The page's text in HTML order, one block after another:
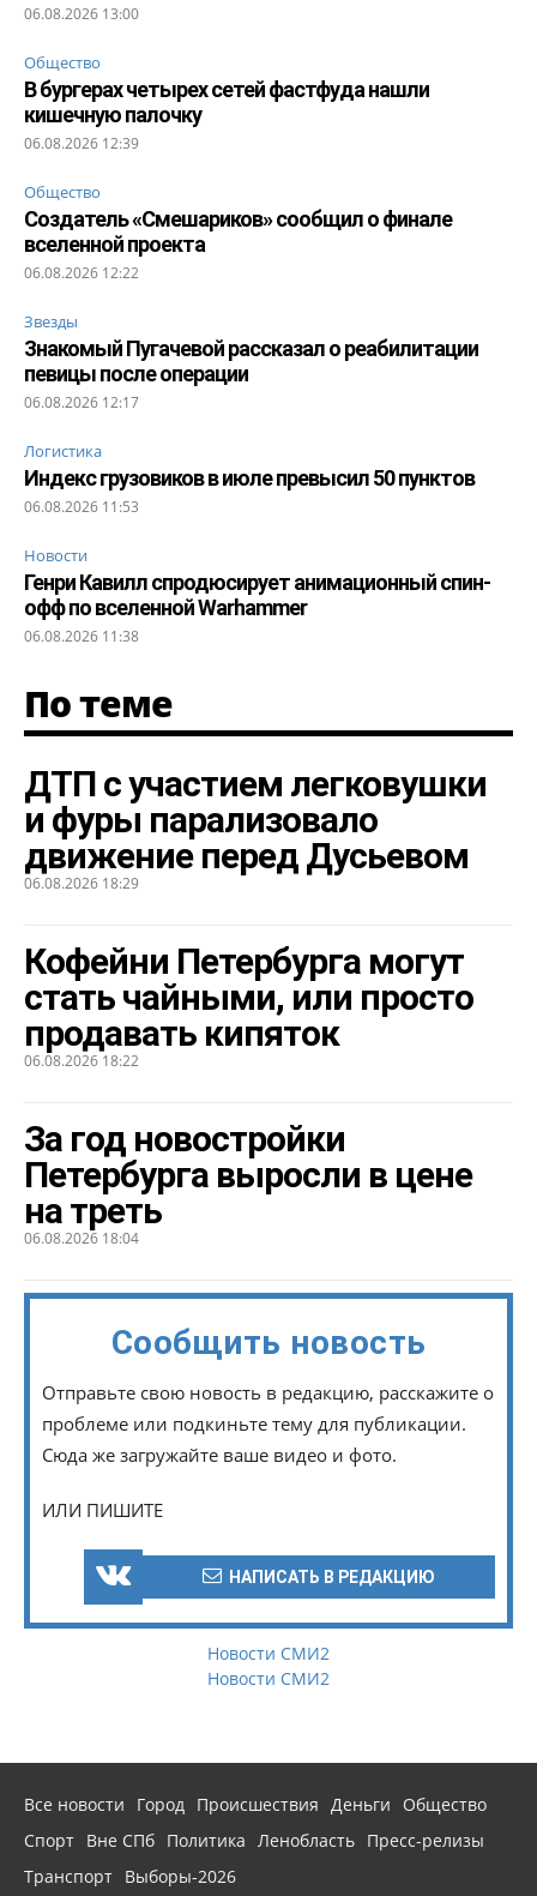
06.08.2026 13:00
Общество
В бургерах четырех сетей фастфуда нашли
кишечную палочку
06.08.2026 12:39
Общество
Создатель «Смешариков» сообщил о финале
вселенной проекта
06.08.2026 12:22
Звезды
Знакомый Пугачевой рассказал о реабилитации
певицы после операции
06.08.2026 12:17
Логистика
Индекс грузовиков в июле превысил 50 пунктов
06.08.2026 11:53
Новости
Генри Кавилл спродюсирует анимационный спин-
офф по вселенной Warhammer
06.08.2026 11:38
По теме
ДТП с участием легковушки
и фуры парализовало
движение перед Дусьевом
06.08.2026 18:29
Кофейни Петербурга могут
стать чайными, или просто
продавать кипяток
06.08.2026 18:22
За год новостройки
Петербурга выросли в цене
на треть
06.08.2026 18:04
Сообщить новость
Отправьте свою новость в редакцию, расскажите о
проблеме или подкиньте тему для публикации.
Сюда же загружайте ваше видео и фото.
ИЛИ ПИШИТЕ
НАПИСАТЬ В РЕДАКЦИЮ
Новости СМИ2
Новости СМИ2
Все новости Город Происшествия Деньги
Общество
Спорт Вне СПб Политика Ленобласть Пресс-релизы
Транспорт Выборы-2026